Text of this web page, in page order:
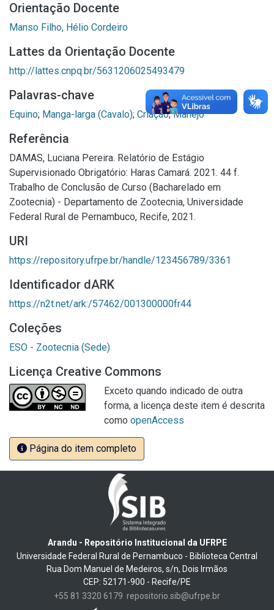
Orientação Docente
Manso Filho, Hélio Cordeiro
Lattes da Orientação Docente
http://lattes.cnpq.br/5631206025493479
Palavras-chave
Equino; Manga-larga (Cavalo); Criação;Manejo
Referência
DAMAS, Luciana Pereira. Relatório de Estágio
Supervisionado Obrigatório: Haras Camará. 2021. 44 f.
Trabalho de Conclusão de Curso (Bacharelado em
Zootecnia) - Departamento de Zootecnia, Universidade
Federal Rural de Pernambuco, Recife, 2021.
URI
https://repository.ufrpe.br/handle/123456789/3361
Identificador dARK
https://n2t.net/ark:/57462/001300000fr44
Coleções
ESO - Zootecnia (Sede)
Licença Creative Commons
Exceto quando indicado de outra
forma, a licença deste item é descrita
como openAccess
Página do item completo
Arandu - Repositório Institucional da UFRPE
Universidade Federal Rural de Pernambuco - Biblioteca Central
Rua Dom Manuel de Medeiros, s/n, Dois Irmãos
CEP: 52171-900 - Recife/PE
+55 81 3320 6179 repositorio.sib@ufrpe.br